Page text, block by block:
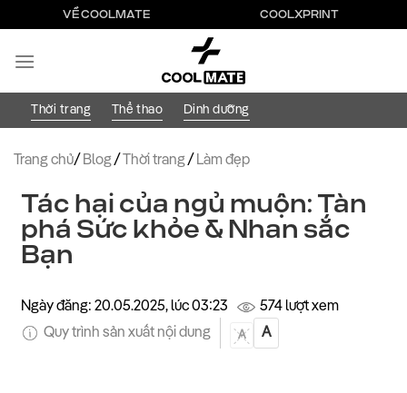
qua
nội
VỀ COOLMATE COOLXPRINT
Thời trang Thể thao Dinh dưỡng
Trang chủ/ Blog/ Thời trang/ Làm đẹp
Tác hại của ngủ muộn: Tàn
phá Sức khỏe & Nhan sắc
Bạn
Ngày đăng: 20.05.2025, lúc 03:23
574 lượt xem
Quy trình sản xuất nội dung
A A